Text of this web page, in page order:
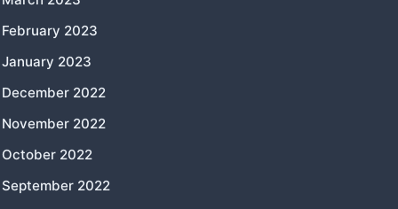
February 2023
January 2023
December 2022
November 2022
October 2022
September 2022